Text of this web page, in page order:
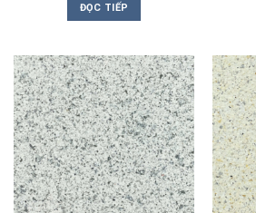
ĐỌC TIẾP